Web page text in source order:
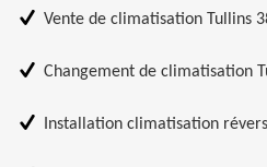
Vente de climatisation Tullins
Changement de climatisation
Installation climatisation